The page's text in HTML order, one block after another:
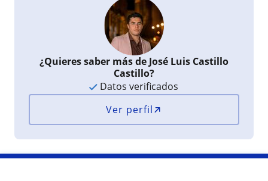
¿Quieres saber más de José Luis Castillo
Castillo?
Datos verificados
Ver perfil